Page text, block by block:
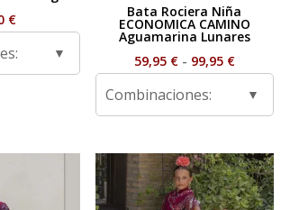
€ Bata Rociera Niña
ECONOMICA CAMINO
Aguamarina Lunares
59,95 € - 99,95 €Rango
59,95 €
hasta
99,95 €
Combinaciones: